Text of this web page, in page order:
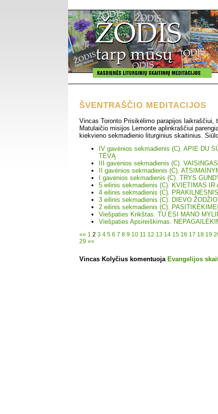
ŠVENTRAŠČIO MEDITACIJOS
Vincas Toronto Prisikėlimo parapijos laikraščiui,
Matulaičio misijos Lemonte aplinkraščiui
kiekvieno sekmadienio liturginius skaitinius.
IV gavėnios sekmadienis (C). APIE DU
TĖVĄ
III gavėnios sekmadienis (C).
II gavėnios sekmadienis (C).
I gavėnios sekmadienis (C). TRYS
5 eilinis sekmadienis (C). KVIETIMAS IR
4 eilinis sekmadienis (C).
3 eilinis sekmadienis (C). DIEVO
2 eilinis sekmadienis (C).
Viešpaties Krikštas. TU ESI MANO
Viešpaties Apsireiškimas.
«« 1 2 3 4 5 6 7 8 9 10 11 12 13 14 15 16 17 18 19
29 »»
Vincas Kolyčius komentuoja Evangelijos